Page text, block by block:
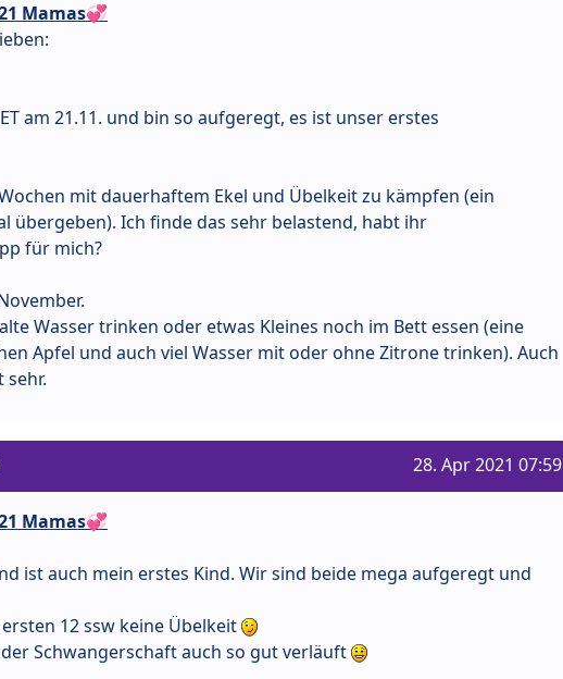
Mamas💞
am 21.11. und bin so aufgeregt, es ist unser erstes
mit dauerhaftem Ekel und Übelkeit zu kämpfen (ein
übergeben). Ich finde das sehr belastend, habt ihr
für mich?
Wasser trinken oder etwas Kleines noch im Bett essen (eine
Apfel und auch viel Wasser mit oder ohne Zitrone trinken). Auch
28. Apr 2021 07:59
Mamas💞
ist auch mein erstes Kind. Wir sind beide mega aufgeregt und
12 ssw keine Übelkeit
Schwangerschaft auch so gut verläuft